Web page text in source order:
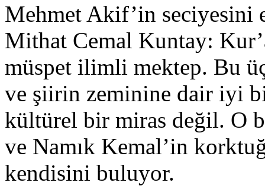
Mehmet Akif’in seciyesini
Mithat Cemal Kuntay:
müspet ilimli mektep. Bu
ve şiirin zeminine dair iyi
kültürel bir miras değil. O
ve Namık Kemal’in
kendisini buluyor.